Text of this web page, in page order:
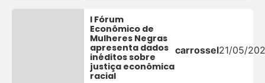
I Fórum
Econômico de
Mulheres Negras
apresenta dados
inéditos sobre
justiça econômica
racial
carrossel21/05/